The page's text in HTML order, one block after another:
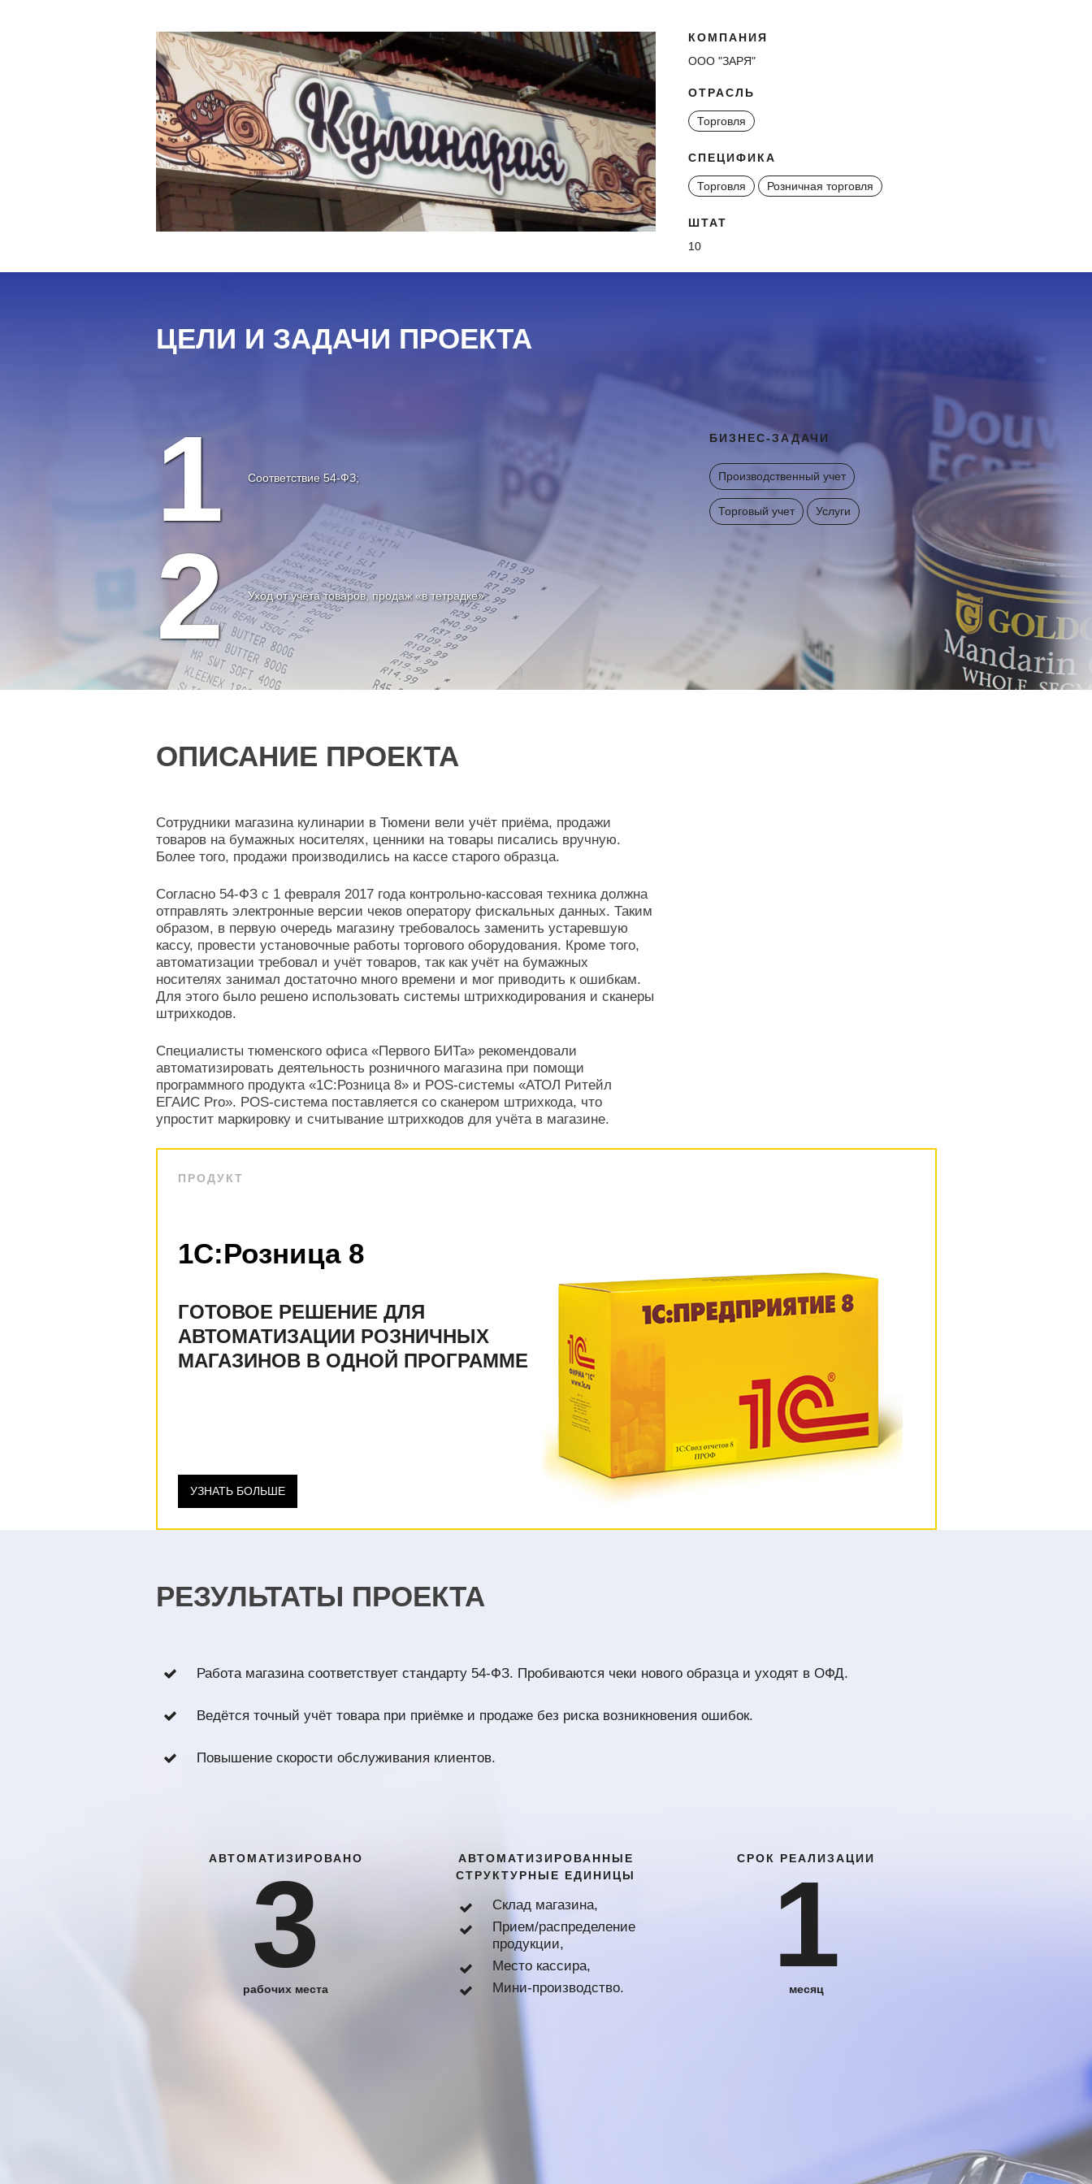
КОМПАНИЯ
ООО "ЗАРЯ"
ОТРАСЛЬ
Торговля
СПЕЦИФИКА
Торговля Розничная торговля
ШТАТ
10
ЦЕЛИ И ЗАДАЧИ ПРОЕКТА
1 Соответствие 54-ФЗ;
2 Уход от учёта товаров, продаж «в тетрадке».
БИЗНЕС-ЗАДАЧИ
Производственный учет
Торговый учет Услуги
ОПИСАНИЕ ПРОЕКТА
Сотрудники магазина кулинарии в Тюмени вели учёт приёма, продажи
товаров на бумажных носителях, ценники на товары писались вручную.
Более того, продажи производились на кассе старого образца.
Согласно 54-ФЗ с 1 февраля 2017 года контрольно-кассовая техника должна
отправлять электронные версии чеков оператору фискальных данных. Таким
образом, в первую очередь магазину требовалось заменить устаревшую
кассу, провести установочные работы торгового оборудования. Кроме того,
автоматизации требовал и учёт товаров, так как учёт на бумажных
носителях занимал достаточно много времени и мог приводить к ошибкам.
Для этого было решено использовать системы штрихкодирования и сканеры
штрихкодов.
Специалисты тюменского офиса «Первого БИТа» рекомендовали
автоматизировать деятельность розничного магазина при помощи
программного продукта «1С:Розница 8» и POS-системы «АТОЛ Ритейл
ЕГАИС Pro». POS-cистема поставляется со сканером штрихкода, что
упростит маркировку и считывание штрихкодов для учёта в магазине.
ПРОДУКТ
1С:Розница 8
ГОТОВОЕ РЕШЕНИЕ ДЛЯ
АВТОМАТИЗАЦИИ РОЗНИЧНЫХ
МАГАЗИНОВ В ОДНОЙ ПРОГРАММЕ
УЗНАТЬ БОЛЬШЕ
РЕЗУЛЬТАТЫ ПРОЕКТА
Работа магазина соответствует стандарту 54-ФЗ. Пробиваются чеки нового образца и уходят в ОФД.
Ведётся точный учёт товара при приёмке и продаже без риска возникновения ошибок.
Повышение скорости обслуживания клиентов.
АВТОМАТИЗИРОВАНО
3
рабочих места
АВТОМАТИЗИРОВАННЫЕ
СТРУКТУРНЫЕ ЕДИНИЦЫ
Склад магазина,
Прием/распределение
продукции,
Место кассира,
Мини-производство.
СРОК РЕАЛИЗАЦИИ
1
месяц